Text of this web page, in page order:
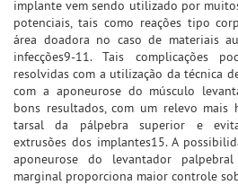
implante vem sendo utilizado por
potenciais, tais como reações tipo
área doadora no caso de materiais
infecções9-11. Tais complicações
resolvidas com a utilização da técnica
com a aponeurose do músculo
bons resultados, com um relevo mais
tarsal da pálpebra superior e
extrusões dos implantes15. A
aponeurose do levantador
marginal proporciona maior controle